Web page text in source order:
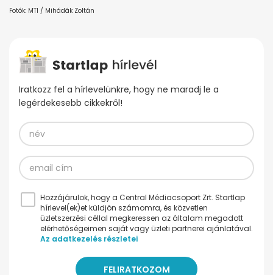
Fotók: MTI / Mihádák Zoltán
Iratkozz fel a hírlevelünkre, hogy ne maradj le a
legérdekesebb cikkekről!
Hozzájárulok, hogy a Central Médiacsoport Zrt. Startlap
hírlevel(ek)et küldjön számomra, és közvetlen
üzletszerzési céllal megkeressen az általam megadott
elérhetőségeimen saját vagy üzleti partnerei ajánlatával.
Az adatkezelés részletei